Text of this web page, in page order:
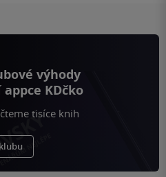
výhody
KDčko
tisíce knih